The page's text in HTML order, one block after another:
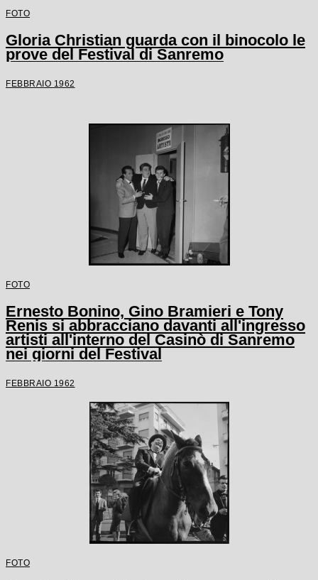
FOTO
Gloria Christian guarda con il binocolo le
prove del Festival di Sanremo
FEBBRAIO 1962
FOTO
Ernesto Bonino, Gino Bramieri e Tony
Renis si abbracciano davanti all'ingresso
artisti all'interno del Casinò di Sanremo
nei giorni del Festival
FEBBRAIO 1962
FOTO